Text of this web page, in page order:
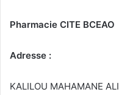
Pharmacie CITE BCEAO
Adresse :
KALILOU MAHAMANE ALI